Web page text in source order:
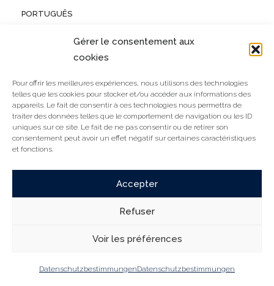
Gérer le consentement aux
cookies
Pour offrir les meilleures expériences, nous utilisons des technologies
telles que les cookies pour stocker et/ou accéder aux informations des
appareils. Le fait de consentir à ces technologies nous permettra de
traiter des données telles que le comportement de navigation ou les ID
uniques sur ce site. Le fait de ne pas consentir ou de retirer son
consentement peut avoir un effet négatif sur certaines caractéristiques
et fonctions.
Accepter
Refuser
Voir les préférences
DatenschutzbestimmungenDatenschutzbestimmungen
PORTUGUÊS
DATENSCHUTZBESTIMMUNGEN
Action Europe , 251 Avenue Louise
Boîte 5 . B-1050 Bruxelles
contact@actioneurope.org